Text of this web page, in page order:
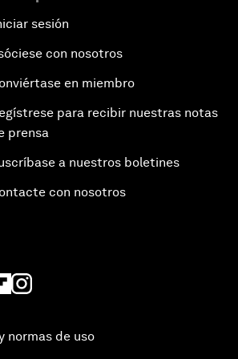
sesión
con nosotros
en miembro
para recibir nuestras notas
prensa
a nuestros boletines
con nosotros
normas de uso